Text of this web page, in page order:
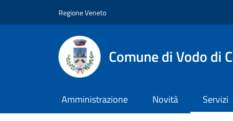
Regione Veneto
Comune di Vodo di
Amministrazione Novità Servizi